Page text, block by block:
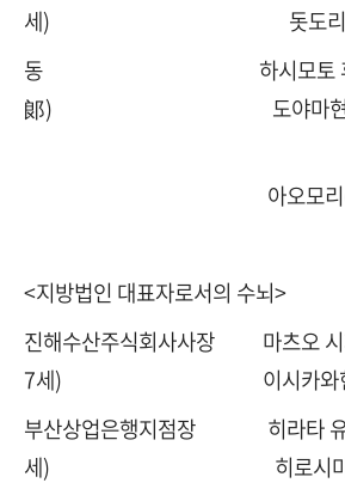
세) 돗도리현(
동 하시모토 후데지
郞) 도야마현(富
아오모리(靑森)현
<지방법인 대표자로서의 수뇌>
진해수산주식회사사장 마츠오
7세) 이시카와현(
부산상업은행지점장 히라타 유
세) 히로시마현